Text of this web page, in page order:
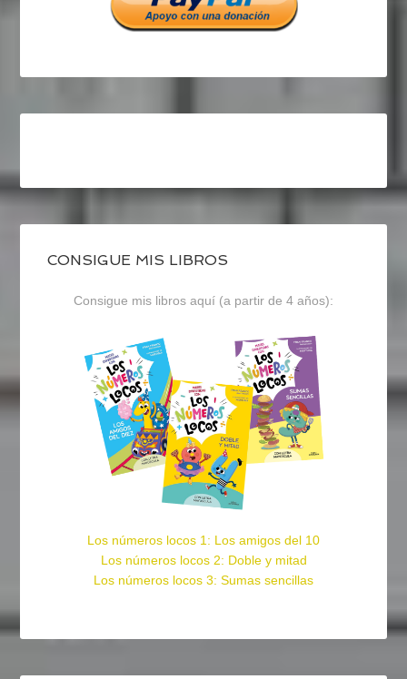
CONSIGUE MIS LIBROS
Consigue mis libros aquí (a partir de 4 años):
Los números locos 1: Los amigos del 10
Los números locos 2: Doble y mitad
Los números locos 3: Sumas sencillas